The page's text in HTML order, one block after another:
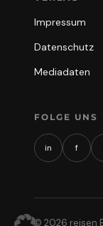
Impressum
Datenschutz
Mediadaten
FOLGE UNS
in f
© 2026 reisen